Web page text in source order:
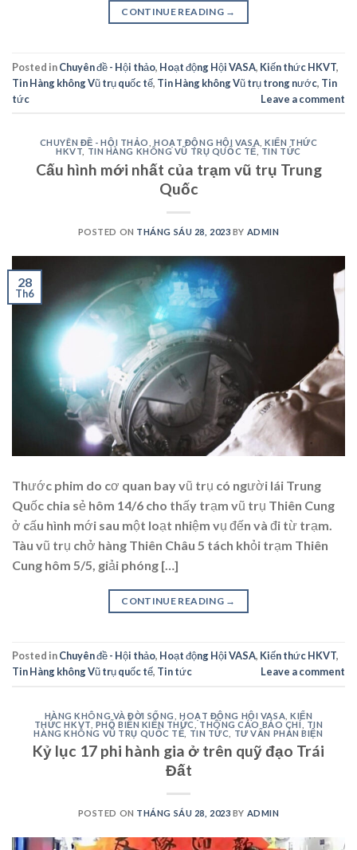
CONTINUE READING →
Posted inChuyên đề - Hội thảo, Hoạt động Hội VASA, Kiến thức HKVT,
Tin Hàng không Vũ trụ quốc tế, Tin Hàng không Vũ trụ trong nước, Tin
tức
Leave a comment
CHUYÊN ĐỀ - HỘI THẢO ,HOẠT ĐỘNG HỘI VASA ,KIẾN THỨC
HKVT
TIN HÀNG KHÔNG VŨ TRỤ QUỐC TẾ TIN TỨC
Cấu hình mới nhất của trạm vũ trụ Trung
Quốc
POSTED ON THÁNG SÁU 28, 2023 BY ADMIN
28
Th6
Thước phim do cơ quan bay vũ trụ có người lái Trung
Quốc chia sẻ hôm 14/6 cho thấy trạm vũ trụ Thiên Cung
ở cấu hình mới sau một loạt nhiệm vụ đến và đi từ trạm.
Tàu vũ trụ chở hàng Thiên Châu 5 tách khỏi trạm Thiên
Cung hôm 5/5, giải phóng […]
CONTINUE READING →
Posted inChuyên đề - Hội thảo, Hoạt động Hội VASA, Kiến thức HKVT,
Tin Hàng không Vũ trụ quốc tế, Tin tức Leave a comment
HÀNG KHÔNG VÀ ĐỜI SỐNG HOẠT ĐỘNG HỘI VASA ,KIẾN
THỨC HKVT PHỔ BIẾN KIẾN THỨC ,THÔNG CÁO BÁO CHÍ
TIN
HÀNG KHÔNG VŨ TRỤ QUỐC TẾ
TIN TỨC TƯ VẤN PHẢN BIỆN
Kỷ lục 17 phi hành gia ở trên quỹ đạo Trái
Đất
POSTED ON THÁNG SÁU 28, 2023 BY ADMIN